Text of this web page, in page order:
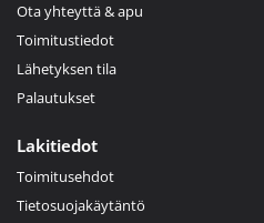
Ota yhteyttä & apu
Toimitustiedot
Lähetyksen tila
Palautukset
Lakitiedot
Toimitusehdot
Tietosuojakäytäntö